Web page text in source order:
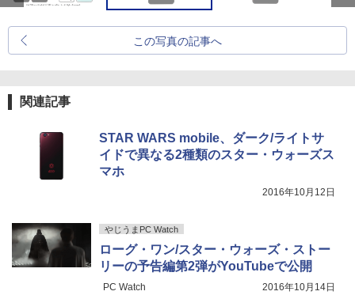
この写真の記事へ
関連記事
STAR WARS mobile、ダーク/ライトサ
イドで異なる2種類のスター・ウォーズス
マホ
2016年10月12日
やじうまPC Watch
ローグ・ワン/スター・ウォーズ・ストー
リーの予告編第2弾がYouTubeで公開
PC Watch 2016年10月14日